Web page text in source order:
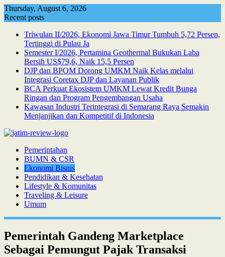
Skip
to
Thursday, August 6, 2026
Recent posts
Triwulan II/2026, Ekonomi Jawa Timur Tumbuh 5,72 Persen,
Tertinggi di Pulau Ja
Semester I/2026, Pertamina Geothermal Bukukan Laba
Bersih US$79,6, Naik 15,5 Persen
DJP dan BPOM Dorong UMKM Naik Kelas melalui
Integrasi Coretax DJP dan Layanan Publik
BCA Perkuat Ekosistem UMKM Lewat Kredit Bunga
Ringan dan Program Pengembangan Usaha
Kawasan Industri Terintegrasi di Semarang Raya Semakin
Menjanjikan dan Kompetitif di Indonesia
Pemerintahan
BUMN & CSR
Ekonomi Bisnis
Pendidikan & Kesehatan
Lifestyle & Komunitas
Traveling & Leisure
Umum
Pemerintah Gandeng Marketplace
Sebagai Pemungut Pajak Transaksi